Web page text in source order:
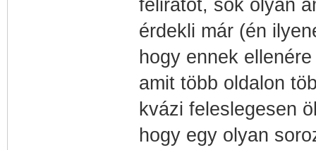
feliratot, sok olyan
érdekli már (én
hogy ennek
amit több oldalon
kvázi feleslegesen
hogy egy olyan